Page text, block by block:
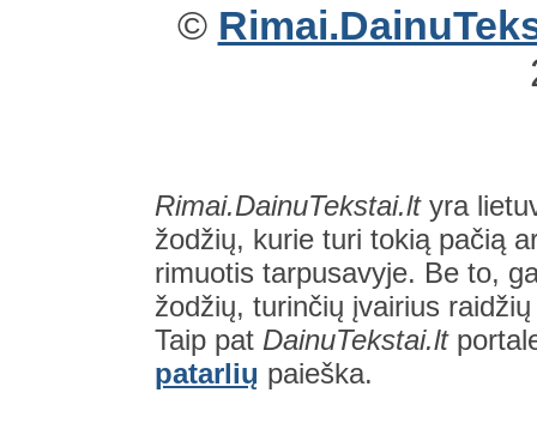
©
Rimai.DainuTekstai.ltyra
žodžių, kurie turi tokią pačią
rimuotis tarpusavyje. Be to,
žodžių, turinčių įvairius
Taip pat DainuTekstai.lt
patarlių paieška.